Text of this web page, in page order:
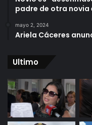
padre de otra novia
mayo 2, 2024
Ariela Cáceres
Ultimo